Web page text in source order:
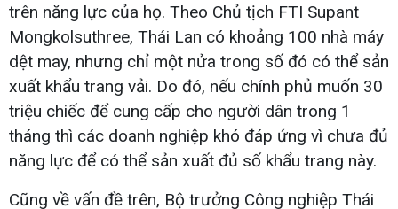
trên năng lực của họ. Theo Chủ tịch FTI Supant
Mongkolsuthree, Thái Lan có khoảng 100 nhà máy
dệt may, nhưng chỉ một nửa trong số đó có thể sản
xuất khẩu trang vải. Do đó, nếu chính phủ muốn 30
triệu chiếc để cung cấp cho người dân trong 1
tháng thì các doanh nghiệp khó đáp ứng vì chưa đủ
năng lực để có thể sản xuất đủ số khẩu trang này.
Cũng về vấn đề trên, Bộ trưởng Công nghiệp Thái